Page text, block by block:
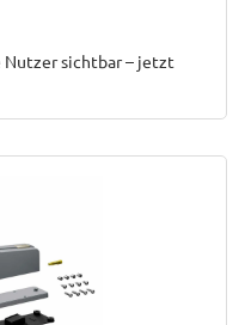
Nutzer sichtbar – jetzt